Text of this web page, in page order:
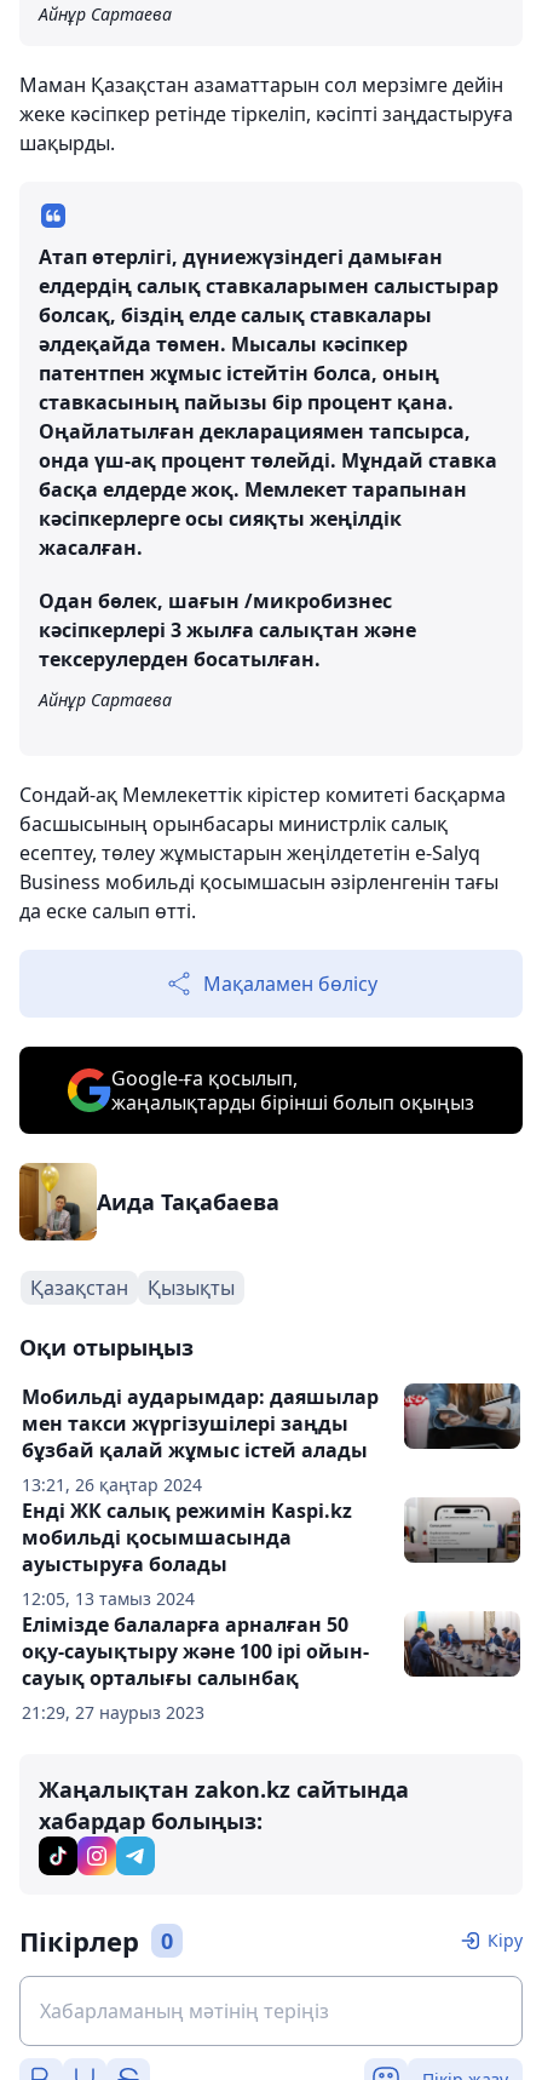
Айнұр Сартаева
Маман Қазақстан азаматтарын сол мерзімге дейін
жеке кәсіпкер ретінде тіркеліп, кәсіпті заңдастыруға
шақырды.
Атап өтерлігі, дүниежүзіндегі дамыған
елдердің салық ставкаларымен салыстырар
болсақ, біздің елде салық ставкалары
әлдеқайда төмен. Мысалы кәсіпкер
патентпен жұмыс істейтін болса, оның
ставкасының пайызы бір процент қана.
Оңайлатылған декларациямен тапсырса,
онда үш-ақ процент төлейді. Мұндай ставка
басқа елдерде жоқ. Мемлекет тарапынан
кәсіпкерлерге осы сияқты жеңілдік
жасалған.
Одан бөлек, шағын /микробизнес
кәсіпкерлері 3 жылға салықтан және
тексерулерден босатылған.
Айнұр Сартаева
Сондай-ақ Мемлекеттік кірістер комитеті басқарма
басшысының орынбасары министрлік салық
есептеу, төлеу жұмыстарын жеңілдететін e-Salyq
Business мобильді қосымшасын әзірленгенін тағы
да еске салып өтті.
Мақаламен бөлісу
Google-ға қосылып,
жаңалықтарды бірінші болып оқыңыз
Аида Тақабаева
Қазақстан Қызықты
Оқи отырыңыз
13:21, 26 қаңтар 2024
Мобильді аударымдар: даяшылар
мен такси жүргізушілері заңды
бұзбай қалай жұмыс істей алады
12:05, 13 тамыз 2024
Енді ЖК салық режимін Kaspi.kz
мобильді қосымшасында
ауыстыруға болады
21:29, 27 наурыз 2023
Елімізде балаларға арналған 50
оқу-сауықтыру және 100 ірі ойын-
сауық орталығы салынбақ
Жаңалықтан zakon.kz сайтында
хабардар болыңыз:
Пікірлер 0 Кіру